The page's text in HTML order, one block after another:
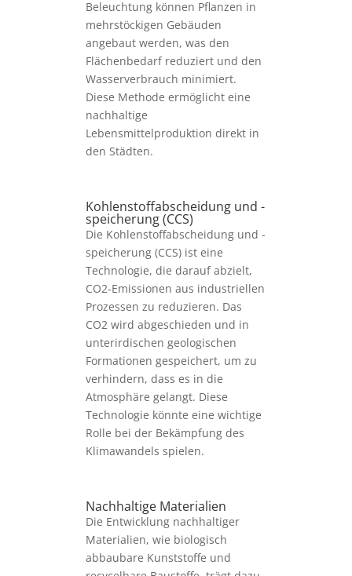
Beleuchtung können Pflanzen in
mehrstöckigen Gebäuden
angebaut werden, was den
Flächenbedarf reduziert und den
Wasserverbrauch minimiert.
Diese Methode ermöglicht eine
nachhaltige
Lebensmittelproduktion direkt in
den Städten.
Kohlenstoffabscheidung und -
speicherung (CCS)
Die Kohlenstoffabscheidung und -
speicherung (CCS) ist eine
Technologie, die darauf abzielt,
CO2-Emissionen aus industriellen
Prozessen zu reduzieren. Das
CO2 wird abgeschieden und in
unterirdischen geologischen
Formationen gespeichert, um zu
verhindern, dass es in die
Atmosphäre gelangt. Diese
Technologie könnte eine wichtige
Rolle bei der Bekämpfung des
Klimawandels spielen.
Nachhaltige Materialien
Die Entwicklung nachhaltiger
Materialien, wie biologisch
abbaubare Kunststoffe und